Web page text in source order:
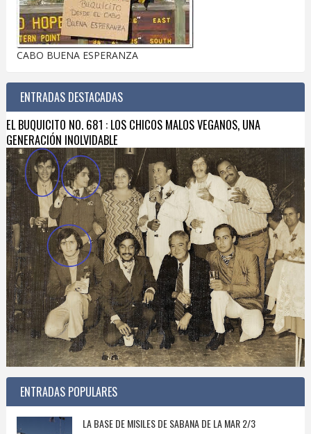
CABO BUENA ESPERANZA
ENTRADAS DESTACADAS
EL BUQUICITO NO. 681 : LOS CHICOS MALOS VEGANOS, UNA
GENERACIÓN INOLVIDABLE
ENTRADAS POPULARES
LA BASE DE MISILES DE SABANA DE LA MAR 2/3